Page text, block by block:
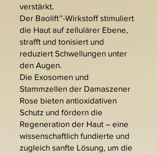
verstärkt.
Der Baolift™-Wirkstoff stimuliert
die Haut auf zellulärer Ebene,
strafft und tonisiert und
reduziert Schwellungen unter
den Augen.
Die Exosomen und
Stammzellen der Damaszener
Rose bieten antioxidativen
Schutz und fördern die
Regeneration der Haut – eine
wissenschaftlich fundierte und
zugleich sanfte Lösung, um die